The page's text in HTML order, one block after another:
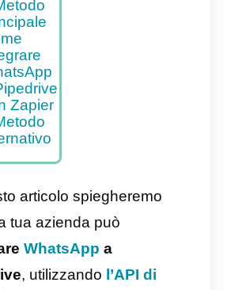
Cos’è
Callbell?
Come
integrare
WhatsApp
a Pipedrive
– Metodo
principale
integrare
WhatsApp
a Pipedrive
con Zapier
– Metodo